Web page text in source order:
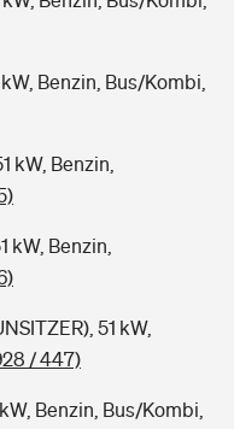
Benzin, Bus/Kombi,
kW, Benzin,
kW, Benzin,
51 kW,
/ 447)
Benzin, Bus/Kombi,